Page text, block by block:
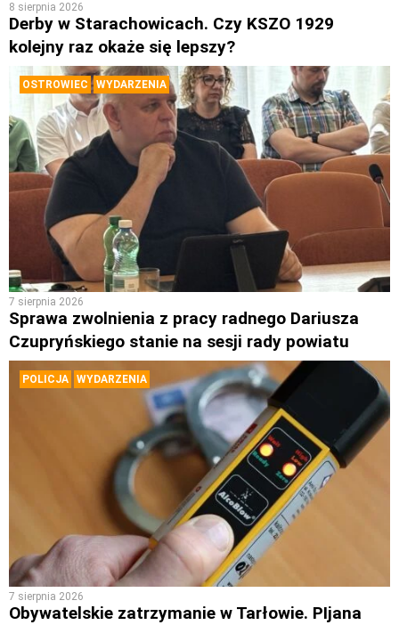
8 sierpnia 2026
Derby w Starachowicach. Czy KSZO 1929
kolejny raz okaże się lepszy?
OSTROWIEC WYDARZENIA
7 sierpnia 2026
Sprawa zwolnienia z pracy radnego Dariusza
Czupryńskiego stanie na sesji rady powiatu
POLICJA WYDARZENIA
7 sierpnia 2026
Obywatelskie zatrzymanie w Tarłowie. PIjana